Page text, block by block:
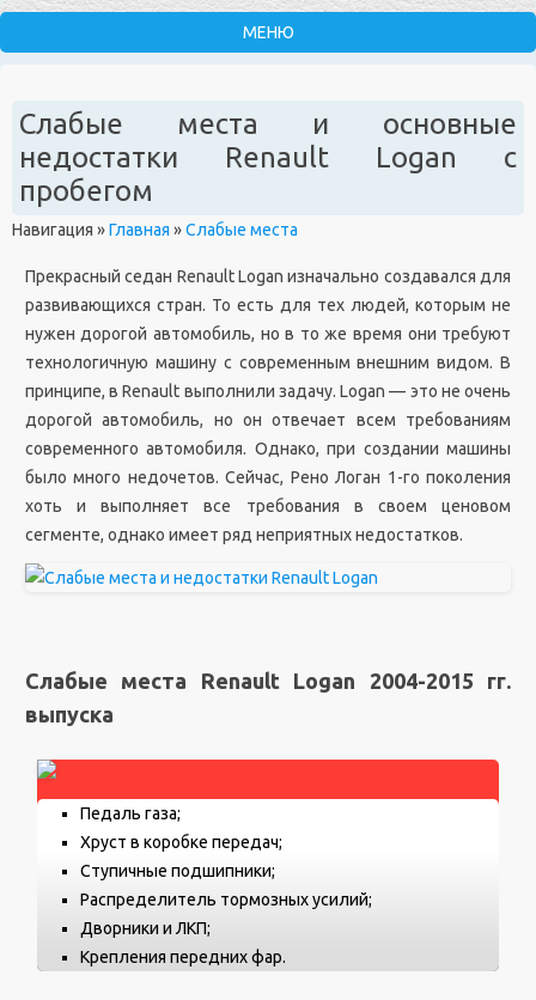
Слабые места и основные
недостатки Renault Logan с
пробегом
Навигация »Главная »Слабые места
Прекрасный седан Renault Logan изначально создавался для
развивающихся стран. То есть для тех людей, которым не
нужен дорогой автомобиль, но в то же время они требуют
технологичную машину с современным внешним видом. В
принципе, в Renault выполнили задачу. Logan — это не очень
дорогой автомобиль, но он отвечает всем требованиям
современного автомобиля. Однако, при создании машины
было много недочетов. Сейчас, Рено Логан 1-го поколения
хоть и выполняет все требования в своем ценовом
сегменте, однако имеет ряд неприятных недостатков.
Слабые места Renault Logan 2004-2015 гг.
выпуска
Педаль газа;
Хруст в коробке передач;
Ступичные подшипники;
Распределитель тормозных усилий;
Дворники и ЛКП;
Крепления передних фар.